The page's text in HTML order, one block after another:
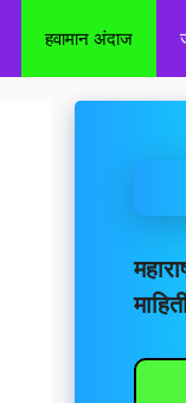
हवामान अंदाज